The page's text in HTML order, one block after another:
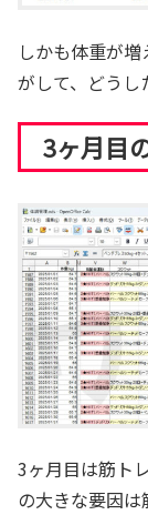
しかも体重が
がして、どうし
3ヶ月目
3ヶ月目は筋ト
の大きな要因は